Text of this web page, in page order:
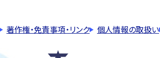
著作権・免責事項・リンク 個人情報の取扱い